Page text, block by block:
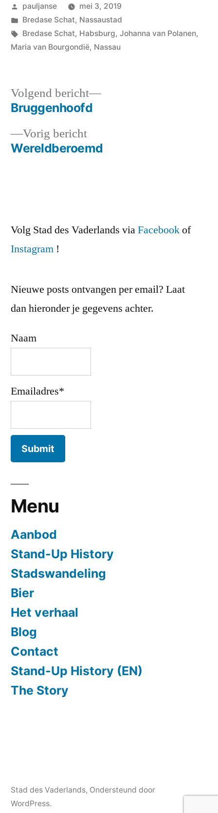
Geplaatst
door
pauljanse
mei 3, 2019
Geplaatst
in
Bredase Schat, Nassaustad
Tags:
Bredase Schat, Habsburg, Johanna van Polanen,
Maria van Bourgondië, Nassau
Bericht
navigatie
Vorig berichtVorig
bericht:
Wereldberoemd
Volgend bericht
Volgend
Bruggenhoofd
Volg Stad des Vaderlands viaFacebookof
Instagram !
Nieuwe posts ontvangen per email? Laat
dan hieronder je gegevens achter.
Naam
Emailadres*
Menu
Aanbod
Stand-Up History
Stadswandeling
Bier
Het verhaal
Blog
Contact
Stand-Up History (EN)
The Story
Stad des Vaderlands, Ondersteund door
WordPress.